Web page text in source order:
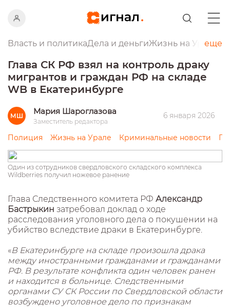
Власть и политикаДела и деньгиЖизнь на Урале
еще
Глава СК РФ взял на контроль драку
мигрантов и граждан РФ на складе
WB в Екатеринбурге
МШ Мария Шароглазова
Заместитель редактора
6 января 2026
Полиция Жизнь на Урале Криминальные новости
Один из сотрудников свердловского складского комплекса
Wildberries получил ножевое ранение
Глава Следственного комитета РФ Александр
Бастрыкин затребовал доклад о ходе
расследования уголовного дела о покушении на
убийство вследствие драки в Екатеринбурге.
«В Екатеринбурге на складе произошла драка
между иностранными гражданами и гражданами
РФ. В результате конфликта один человек ранен
и находится в больнице. Следственными
органами СУ СК России по Свердловской области
возбуждено уголовное дело по признакам